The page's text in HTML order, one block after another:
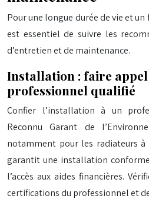
Pour une longue durée de vie et
est essentiel de suivre les
d’entretien et de maintenance.
Installation : faire
professionnel qualifié
Confier l’installation à un
Reconnu Garant de
notamment pour les radiateurs à
garantit une installation
l’accès aux aides financières.
certifications du professionnel et